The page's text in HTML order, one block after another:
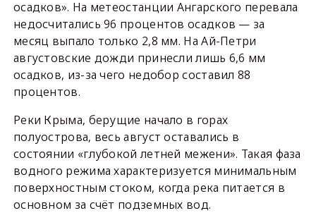
осадков». На метеостанции Ангарского перевала
недосчитались 96 процентов осадков — за
месяц выпало только 2,8 мм. На Ай-Петри
августовские дожди принесли лишь 6,6 мм
осадков, из-за чего недобор составил 88
процентов.
Реки Крыма, берущие начало в горах
полуострова, весь август оставались в
состоянии «глубокой летней межени». Такая фаза
водного режима характеризуется минимальным
поверхностным стоком, когда река питается в
основном за счёт подземных вод.